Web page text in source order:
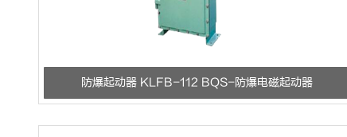
防爆起动器 KLFB-112 BQS-防爆电磁起动器